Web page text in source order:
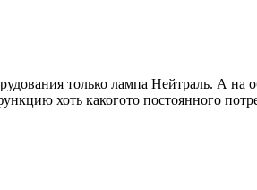
только лампа Нейтраль. А на
хоть какогото постоянного